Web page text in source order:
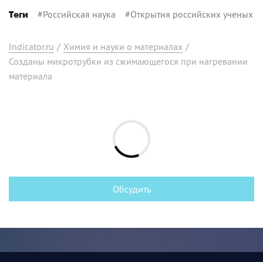
Теги #Российская наука #Открытия российских ученых
Indicator.ru / Химия и науки о материалах /
Созданы микротрубки из сжимающегося при нагревании
материала
Обсудить